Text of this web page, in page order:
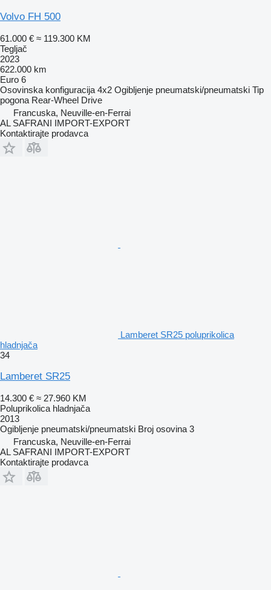
Volvo FH 500
61.000 € ≈ 119.300 KM
Tegljač
2023
622.000 km
Euro 6
Osovinska konfiguracija 4x2 Ogibljenje pneumatski/pneumatski Tip
pogona Rear-Wheel Drive
Francuska, Neuville-en-Ferrai
AL SAFRANI IMPORT-EXPORT
Kontaktirajte prodavca
Lamberet SR25 poluprikolica
hladnjača
34
Lamberet SR25
14.300 € ≈ 27.960 KM
Poluprikolica hladnjača
2013
Ogibljenje pneumatski/pneumatski Broj osovina 3
Francuska, Neuville-en-Ferrai
AL SAFRANI IMPORT-EXPORT
Kontaktirajte prodavca